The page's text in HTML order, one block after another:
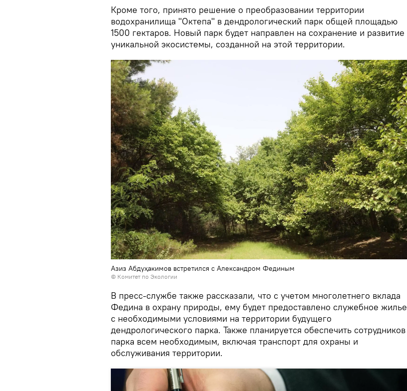
Кроме того, принято решение о преобразовании территории
водохранилища "Октепа" в дендрологический парк общей площадью
1500 гектаров. Новый парк будет направлен на сохранение и развитие
уникальной экосистемы, созданной на этой территории.
Азиз Абдуҳакимов встретился с Александром Фединым
© Комитет по Экологии
В пресс-службе также рассказали, что с учетом многолетнего вклада
Федина в охрану природы, ему будет предоставлено служебное жилье
с необходимыми условиями на территории будущего
дендрологического парка. Также планируется обеспечить сотрудников
парка всем необходимым, включая транспорт для охраны и
обслуживания территории.